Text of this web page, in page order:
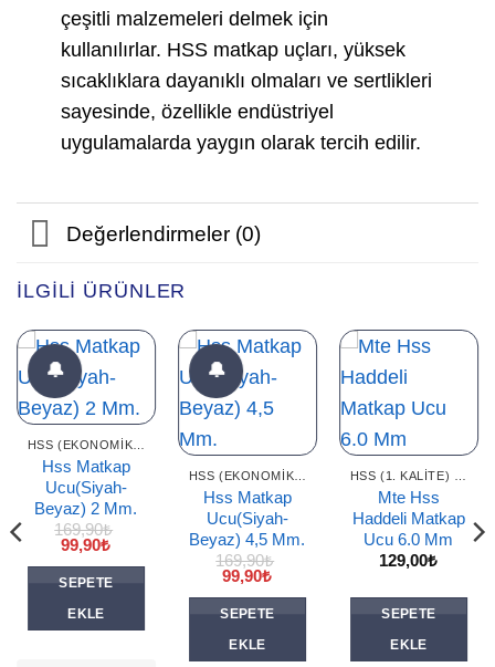
çeşitli malzemeleri delmek için
kullanılırlar. HSS matkap uçları, yüksek
sıcaklıklara dayanıklı olmaları ve sertlikleri
sayesinde, özellikle endüstriyel
uygulamalarda yaygın olarak tercih edilir.
Değerlendirmeler (0)
İLGILI ÜRÜNLER
🔔
Hss Matkap
Ucu(Siyah-
Beyaz) 2 Mm.
169,90₺
Orijinal
fiyat:
169,90₺.
99,90₺Şu
fiyat:
99,90₺.
SEPETE
EKLE
🔔
Hss Matkap
Ucu(Siyah-
Beyaz) 4,5 Mm.
169,90₺
Orijinal
fiyat:
169,90₺.
99,90₺Şu
fiyat:
99,90₺.
SEPETE
EKLE
Mte Hss
Haddeli Matkap
Ucu 6.0 Mm
129,00₺
SEPETE
EKLE